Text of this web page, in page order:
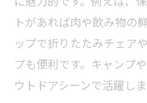
トがあれば肉や飲み物の
ップで折りたたみチェア
プも便利です。キャンプ
ウトドアシーンで活躍しま